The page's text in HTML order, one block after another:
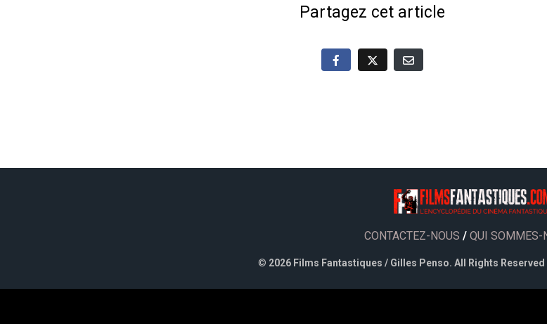
Partagez cet article
CONTACTEZ-NOUS / QUI SOMMES-
© 2026 Films Fantastiques / Gilles Penso. All Rights Reserved